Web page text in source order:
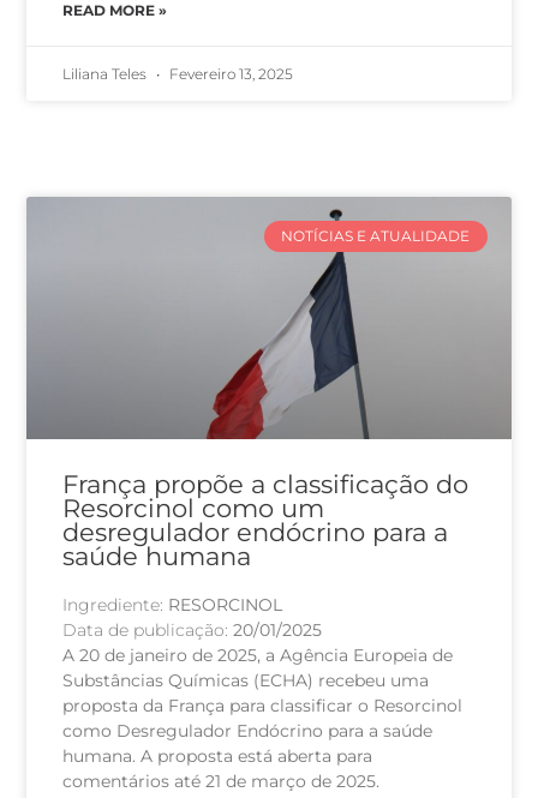
READ MORE »
Liliana Teles Fevereiro 13, 2025
NOTÍCIAS E ATUALIDADE
França propõe a classificação do
Resorcinol como um
desregulador endócrino para a
saúde humana
Ingrediente: RESORCINOL
Data de publicação:20/01/2025
A 20 de janeiro de 2025, a Agência Europeia de
Substâncias Químicas (ECHA) recebeu uma
proposta da França para classificar o Resorcinol
como Desregulador Endócrino para a saúde
humana. A proposta está aberta para
comentários até 21 de março de 2025.